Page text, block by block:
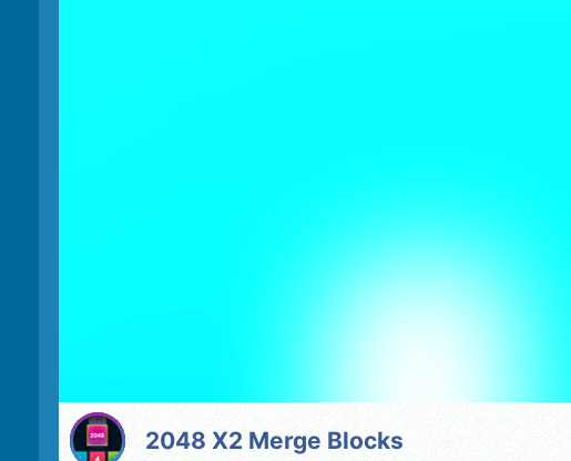
2048 X2 Merge Blocks